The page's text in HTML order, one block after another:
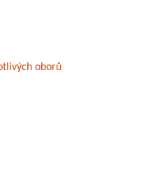
oborů